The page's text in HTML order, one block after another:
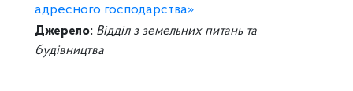
адресного господарства».
Джерело: Відділ з земельних питань та
будівництва